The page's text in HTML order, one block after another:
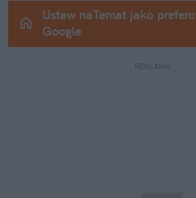
Ustaw naTemat jako
Google
REKLAMA